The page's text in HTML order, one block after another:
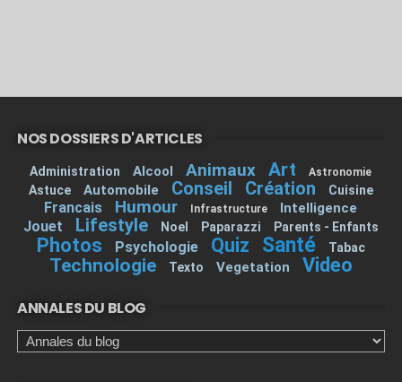
NOS DOSSIERS D'ARTICLES
Administration Alcool Animaux Art Astronomie
Astuce Automobile Conseil Création Cuisine
Francais Humour Infrastructure Intelligence
Jouet Lifestyle Noel Paparazzi Parents - Enfants
Photos Psychologie Quiz Santé Tabac
Technologie Texto Vegetation Video
ANNALES DU BLOG